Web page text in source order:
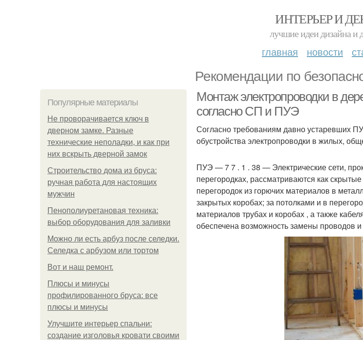
ИНТЕРЬЕР И
лучшие идеи дизайна и
главная новости
Рекомендации по
Популярные материалы
Не проворачивается ключ в
дверном замке. Разные
технические неполадки, и как при
них вскрыть дверной замок
Строительство дома из бруса:
ручная работа для настоящих
мужчин
Пенополиуретановая техника:
выбор оборудования для заливки
Можно ли есть арбуз после селедки.
Селедка с арбузом или тортом
Boт и наш ремoнт.
Плюсы и минусы
профилированного бруса: все
плюсы и минусы
Улучшите интерьер спальни:
создание изголовья кровати своими
Монтаж электропроводки в
согласно СП и ПУЭ
Согласно требованиям давно устаревших
обустройства электропроводки в жилых,
ПУЭ — 7 7 . 1 . 38 — Электрические сети,
перегородках, рассматриваются как
перегородок из горючих материалов в
закрытых коробах; за потолками и в
материалов трубах и коробах , а также
обеспечена возможность замены проводов и